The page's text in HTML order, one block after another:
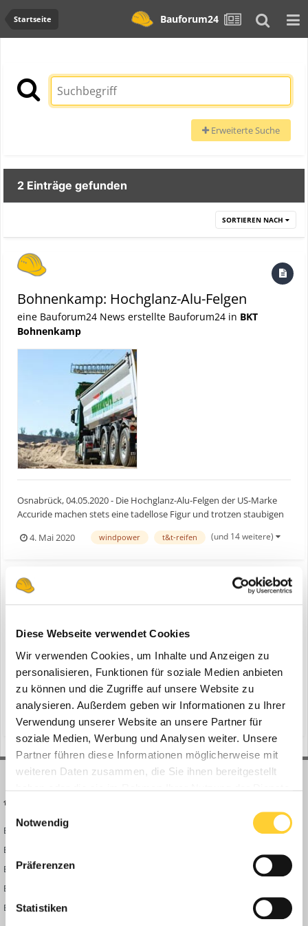
Diese Webseite verwendet Cookies
Wir verwenden Cookies, um Inhalte und Anzeigen zu
personalisieren, Funktionen für soziale Medien anbieten
zu können und die Zugriffe auf unsere Website zu
analysieren. Außerdem geben wir Informationen zu Ihrer
Verwendung unserer Website an unsere Partner für
soziale Medien, Werbung und Analysen weiter. Unsere
Partner führen diese Informationen möglicherweise mit
weiteren Daten zusammen, die Sie ihnen bereitgestellt
Einwilligungsauswahl
Notwendig
Präferenzen
Statistiken
Startseite Bauforum24
Erweiterte Suche
2 Einträge gefunden
SORTIEREN NACH
Bohnenkamp: Hochglanz-Alu-Felgen
eine Bauforum24 News erstellte Bauforum24 in BKT
Bohnenkamp
Osnabrück, 04.05.2020 - Die Hochglanz-Alu-Felgen der US-Marke
Accuride machen stets eine tadellose Figur und trotzen staubigen
Pisten ebenso wie der Streusalz-Saison. Fernfahrer Wolfgang Vaak
vom Meller Schüttgut-Logistiker Alois Wilken fährt die Accushield-
4. Mai 2020 windpower t&t-reifen (und 14 weitere)
ein Thema erstellte Bauforum24 inNews aus der
Baumaschinen Industrie
Osnabrück, 04.05.2020 - Die Hochglanz-Alu-Felgen der US-Marke
Accuride machen stets eine tadellose Figur und trotzen staubigen
Pisten ebenso wie der Streusalz-Saison. Fernfahrer Wolfgang Vaak
vom Meller Schüttgut-Logistiker Alois Wilken fährt die Accushield-
veredelten Fabrikate seit einem Dreivierte...
4. Mai 2020 windpower
Bauforum24 News
Bauforum24 TV
BF24 Mediathek
BF24 Fotostrecken
Bauforum Shop